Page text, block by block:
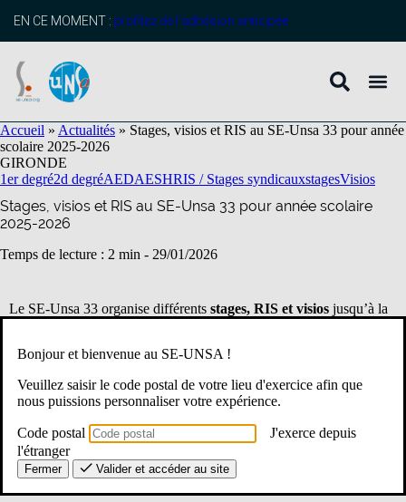
principal
EN CE MOMENT : profitez de l’adhésion anticipée
Accueil » Actualités » Stages, visios et RIS au SE-Unsa 33 pour année
scolaire 2025-2026
GIRONDE
1er degré2d degréAEDAESHRIS / Stages syndicauxstagesVisios
Stages, visios et RIS au SE-Unsa 33 pour année scolaire
2025-2026
Temps de lecture : 2 min - 29/01/2026
Le SE-Unsa 33 organise différents stages, RIS et visios jusqu’à la
stages/RIS/visios t’intéressent.
Cet article sera actualisé au fur et à mesure des rendez-vous que
nous proposerons.
Nous reviendrons ainsi vers toi pour les modalités d’inscription.
LES STAGES :
Bonjour et bienvenue au SE-UNSA !
Veuillez saisir le code postal de votre lieu d'exercice afin que
nous puissions personnaliser votre expérience.
Code postal
J'exerce depuis
l'étranger
Fermer Valider et accéder au site